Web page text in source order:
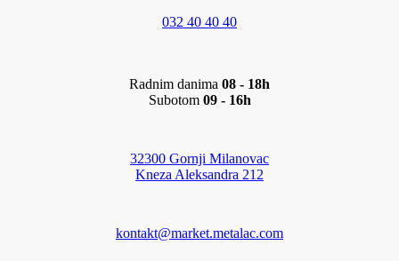
032 40 40 40
Radnim danima 08 - 18h
Subotom 09 - 16h
32300 Gornji Milanovac
Kneza Aleksandra 212
kontakt@market.metalac.com